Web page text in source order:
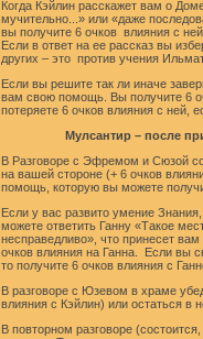
Когда Кэйлин расскажет вам о
мучительно...» или «даже
вы получите 6 очков влияния с
Если в ответ на ее рассказ вы
других – это против учения
Если вы решите так ли иначе
вам свою помощь. Вы получите 6
потеряете 6 очков влияния с ней,
Мулсантир – после
В Разговоре с Эфремом и Сюзой
на вашей стороне (+ 6 очков
помощь, которую вы можете
Если у вас развито умение
можете ответить Ганну «Такое
несправедливо», что принесет
очков влияния на Ганна. Если вы
то получите 6 очков влияния с
В разговоре с Юзевом в храме
влияния с Кэйлин) или остаться в
В повторном разговоре